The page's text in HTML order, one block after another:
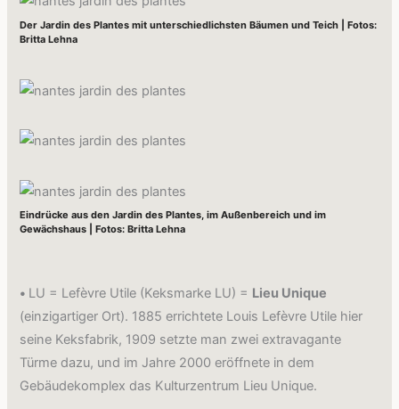
Der Jardin des Plantes mit unterschiedlichsten Bäumen und Teich | Fotos:
Britta Lehna
Eindrücke aus den Jardin des Plantes, im Außenbereich und im
Gewächshaus | Fotos: Britta Lehna
• LU = Lefèvre Utile (Keksmarke LU) = Lieu Unique
(einzigartiger Ort). 1885 errichtete Louis Lefèvre Utile hier
seine Keksfabrik, 1909 setzte man zwei extravagante
Türme dazu, und im Jahre 2000 eröffnete in dem
Gebäudekomplex das Kulturzentrum Lieu Unique.